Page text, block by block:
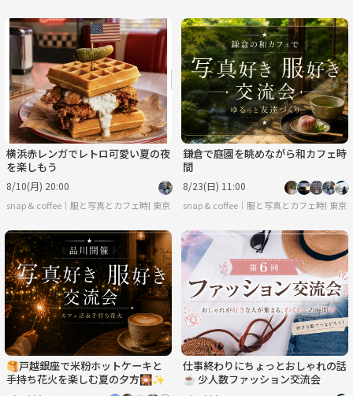
横浜赤レンガでレトロ可愛い夏の夜
を楽しもう
8/10(月) 20:00
snap & coffee｜服と写真とカフェ時間東京
鎌倉で庭園を眺めながら和カフェ時
間
8/23(日) 11:00
snap & coffee｜服と写真とカフェ時間東京
🥞戸越銀座で米粉ホットケーキと
手持ち花火を楽しむ夏の夕方🎇✨
仕事終わりにちょっとおしゃれの話
☕ 少人数ファッション交流会